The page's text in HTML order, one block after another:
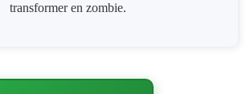
transformer en zombie.